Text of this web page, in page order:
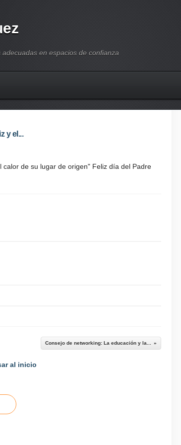
en espacios de confianza
y el...
de su lugar de origen" Feliz día del Padre
Consejo de networking: La educación y la...
al inicio